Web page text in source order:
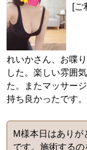
[ご
れいかさん、お喋
した。楽しい雰囲
た。またマッサー
持ち良かったです
M様本日はありが
です。施術する